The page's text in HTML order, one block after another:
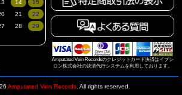
Amputated Vein Recordsのクレジットカード決済はイプシ
ロン株式会社の決済代行システムを利用しております。
Amputated Vein Records All rights reserved.